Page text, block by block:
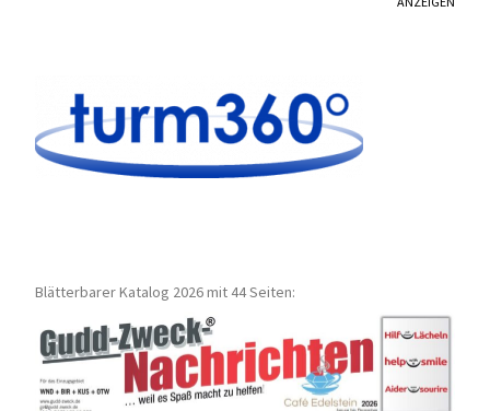
Blätterbarer Katalog 2026 mit 44 Seiten: